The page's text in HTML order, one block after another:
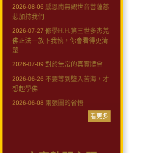
2026-08-06 感恩南無觀世音菩薩慈
悲加持我們
2026-07-27 修學H.H.第三世多杰羌
佛正法—放下我執，你會看得更清
楚
2026-07-09 對於無常的真實體會
2026-06-26 不要等到墮入苦海，才
想起學佛
2026-06-08 兩張圖的省悟
看更多